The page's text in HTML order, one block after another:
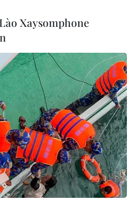
Xaysomphone